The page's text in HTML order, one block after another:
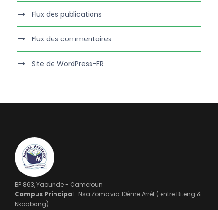
Flux des publications
Flux des commentaires
Site de WordPress-FR
BP 863, Yaounde - Cameroun
Campus Principal : Nsa Zomo via 10ème Arrêt ( entre Biteng &
Nkoabang)